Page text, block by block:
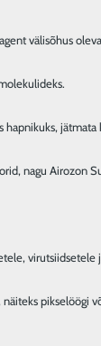
välisõhus
nagu Airozon